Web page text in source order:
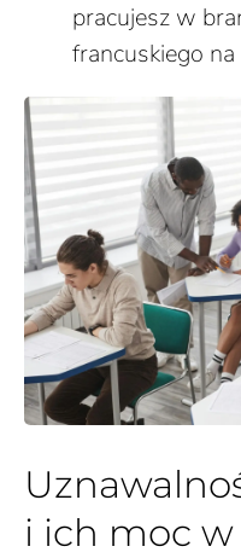
pracujesz w
francuskiego na
i ich moc